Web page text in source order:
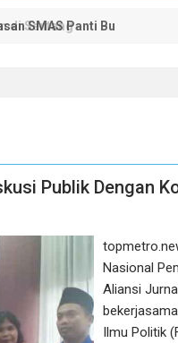
SMAS Panti Budaya
di Sentang
Publik Dengan
Nasional
Aliansi
Ilmu Politik